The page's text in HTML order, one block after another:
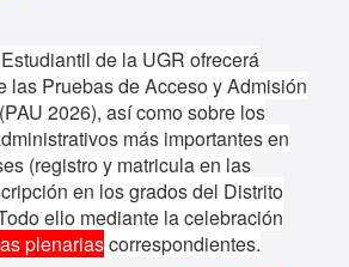
de la UGR ofrecerá
las Pruebas de Acceso y Admisión
2026), así como sobre los
más importantes en
(registro y matricula en las
en los grados del Distrito
ello mediante la celebración
plenariascorrespondientes.